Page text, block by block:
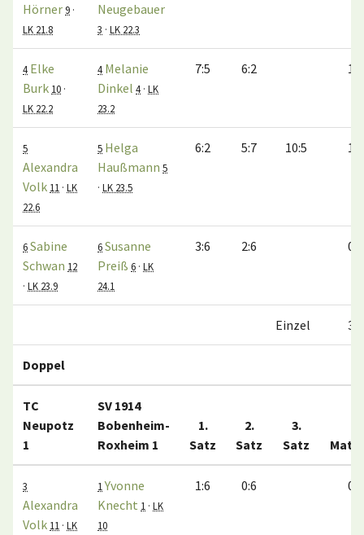
Hörner9 ·
LK 21.8
Neugebauer
3 · LK 22.3
4 Elke
Burk 10 ·
LK 22.2
4 Melanie
Dinkel 4 · LK
23.2
7:5 6:2 1:0
5
Alexandra
Volk 11 · LK
22.6
5 Helga
Haußmann 5
· LK 23.5
6:2 5:7 10:5 1:0
6Sabine
Schwan 12
· LK 23.9
6Susanne
Preiß 6 · LK
24.1
3:6 2:6 0:1
Einzel 3:3
Doppel
TC
Neupotz
1
SV 1914
Bobenheim-
Roxheim 1
1.
Satz
2.
Satz
3.
Satz
3
Alexandra
Volk 11 · LK
1 Yvonne
Knecht 1 · LK
10
1:6 0:6 0:1